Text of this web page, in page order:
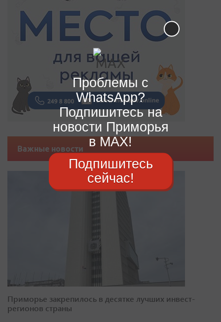
Важные новости
Приморье закрепилось в десятке лучших инвест-
регионов страны
Проблемы с
WhatsApp?
Подпишитесь на
новости Приморья
в MAX!
Подпишитесь
сейчас!